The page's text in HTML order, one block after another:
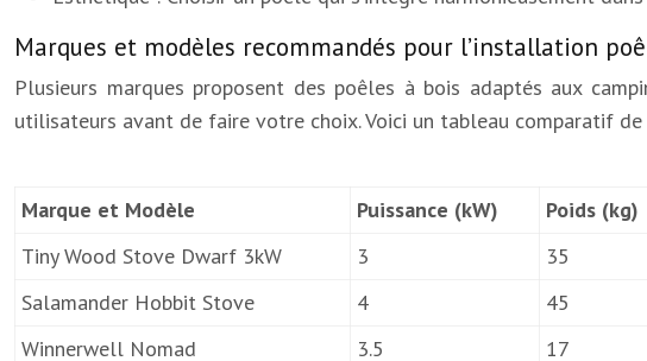
Marques et modèles recommandés pour l’installation
Plusieurs marques proposent des poêles à bois adaptés aux
utilisateurs avant de faire votre choix. Voici un tableau comparatif
Marque et Modèle Puissance (kW) Poids (kg)
Tiny Wood Stove Dwarf 3kW
3 35
Salamander Hobbit Stove
4 45
Winnerwell Nomad
3.5 17